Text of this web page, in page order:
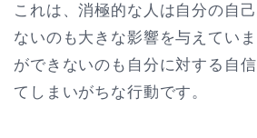
これは、消極的な人は自分の自
ないのも大きな影響を与えてい
ができないのも自分に対する自
てしまいがちな行動です。